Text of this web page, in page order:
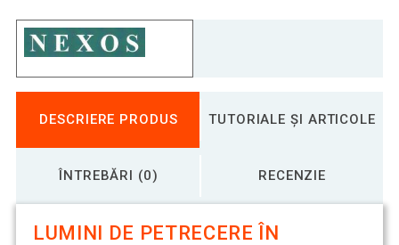
DESCRIERE PRODUS TUTORIALE ȘI ARTICOLE
ÎNTREBĂRI (0) RECENZIE
LUMINI DE PETRECERE ÎN